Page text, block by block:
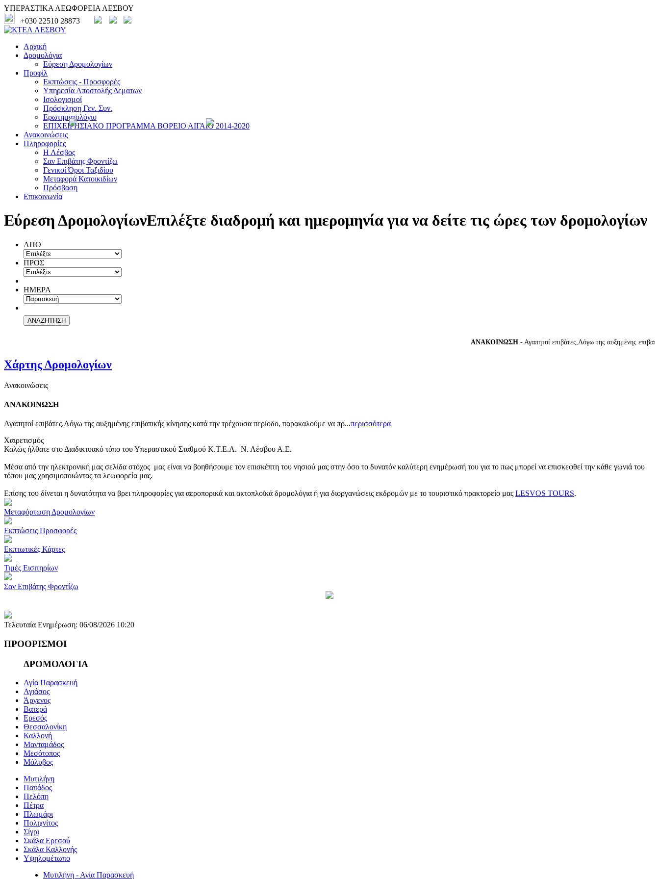
ΥΠΕΡΑΣΤΙΚΑ ΛΕΩΦΟΡΕΙΑ ΛΕΣΒΟΥ
+030 22510 28873
Αρχική
Δρομολόγια
Εύρεση Δρομολογίων
Προφίλ
Εκπτώσεις - Προσφορές
Υπηρεσία Αποστολής Δεματων
Ισολογισμοί
Πρόσκληση Γεν. Συν.
Ερωτηματολόγιο
ΕΠΙΧΕΙΡΗΣΙΑΚΟ ΠΡΟΓΡΑΜΜΑ ΒΟΡΕΙΟ ΑΙΓΑΙΟ 2014-2020
Ανακοινώσεις
Πληροφορίες
Η Λέσβος
Σαν Επιβάτης Φροντίζω
Γενικοί Όροι Ταξιδίου
Μεταφορά Κατοικιδίων
Πρόσβαση
Επικοινωνία
Εύρεση ΔρομολογίωνΕπιλέξτε διαδρομή και ημερομηνία για να δείτε τις ώρες των δρομολογίων
ΑΠΟ
ΠΡΟΣ
ΗΜΕΡΑ
ΑΝΑΚΟΙΝΩΣΗ- Αγαπητοί επιβάτες,Λόγω της αυξημένης
Χάρτης Δρομολογίων
Ανακοινώσεις
ΑΝΑΚΟΙΝΩΣΗ
Αγαπητοί επιβάτες,Λόγω της αυξημένης επιβατικής κίνησης κατά την τρέχουσα περίοδο, παρακαλούμε να πρ...περισσότερα
Χαιρετισμός
Καλώς ήλθατε στο Διαδικτυακό τόπο του Υπεραστικού Σταθμού Κ.Τ.Ε.Λ. Ν. Λέσβου Α.Ε.
Μέσα από την ηλεκτρονική μας σελίδα στόχος μας είναι να βοηθήσουμε τον επισκέπτη του νησιού μας στην όσο το δυνατόν καλύτερη ενημέρωσή του για το πως μπορεί να επισκεφθεί την κάθε γωνιά του
τόπου μας χρησιμοποιώντας τα λεωφορεία μας.
Επίσης του δίνεται η δυνατότητα να βρει πληροφορίες για αεροπορικά και ακτοπλοϊκά δρομολόγια ή για διοργανώσεις εκδρομών με το τουριστικό πρακτορείο μας LESVOS TOURS.
Μεταφόρτωση Δρομολογίων
Εκπτώσεις Προσφορές
Εκπτωτικές Κάρτες
Τιμές Εισιτηρίων
Σαν Επιβάτης Φροντίζω
Τελευταία Ενημέρωση: 06/08/2026 10:20
ΠΡΟΟΡΙΣΜΟΙ
ΔΡΟΜΟΛΟΓΙΑ
Αγία Παρασκευή
Αγιάσος
Άργενος
Βατερά
Ερεσός
Θεσσαλονίκη
Καλλονή
Μανταμάδος
Μεσότοπος
Μόλυβος
Μυτιλήνη
Παπάδος
Πελόπη
Πέτρα
Πλωμάρι
Πολιχνίτος
Σίγρι
Σκάλα Ερεσού
Σκάλα Καλλονής
Υψηλομέτωπο
Μυτιλήνη - Αγία Παρασκευή